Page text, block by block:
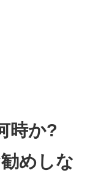
時か?
めしな